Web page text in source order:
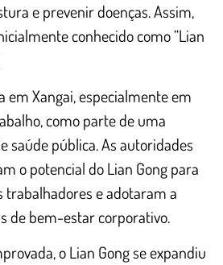
e prevenir doenças. Assim,
conhecido como “Lian
Xangai, especialmente em
como parte de uma
saúde pública. As autoridades
o potencial do Lian Gong para
trabalhadores e adotaram a
de bem-estar corporativo.
o Lian Gong se expandiu